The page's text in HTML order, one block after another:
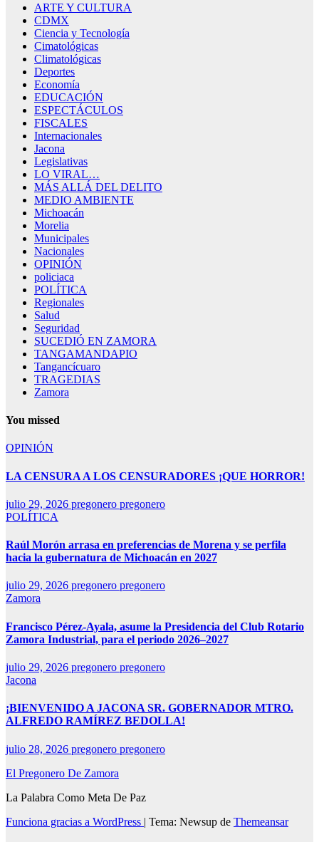
ARTE Y CULTURA
CDMX
Ciencia y Tecnología
Cimatológicas
Climatológicas
Deportes
Economía
EDUCACIÓN
ESPECTÁCULOS
FISCALES
Internacionales
Jacona
Legislativas
LO VIRAL…
MÁS ALLÁ DEL DELITO
MEDIO AMBIENTE
Michoacán
Morelia
Municipales
Nacionales
OPINIÓN
policiaca
POLÍTICA
Regionales
Salud
Seguridad
SUCEDIÓ EN ZAMORA
TANGAMANDAPIO
Tangancícuaro
TRAGEDIAS
Zamora
You missed
OPINIÓN
LA CENSURA A LOS CENSURADORES ¡QUE HORROR!
julio 29, 2026 pregonero pregonero
POLÍTICA
Raúl Morón arrasa en preferencias de Morena y se perfila
hacia la gubernatura de Michoacán en 2027
julio 29, 2026 pregonero pregonero
Zamora
Francisco Pérez-Ayala, asume la Presidencia del Club Rotario
Zamora Industrial, para el periodo 2026–2027
julio 29, 2026 pregonero pregonero
Jacona
¡BIENVENIDO A JACONA SR. GOBERNADOR MTRO.
ALFREDO RAMÍREZ BEDOLLA!
julio 28, 2026 pregonero pregonero
El Pregonero De Zamora
La Palabra Como Meta De Paz
Funciona gracias a WordPress | Tema: Newsup de Themeansar